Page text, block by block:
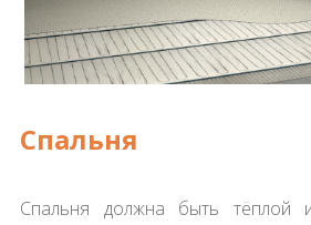
Спальня
Спальня должна быть тёплой и